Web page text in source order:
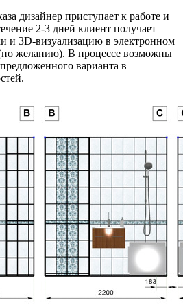
дизайнер приступает к работе и
2-3 дней клиент получает
и 3D-визуализацию в электронном
желанию). В процессе возможны
варианта в